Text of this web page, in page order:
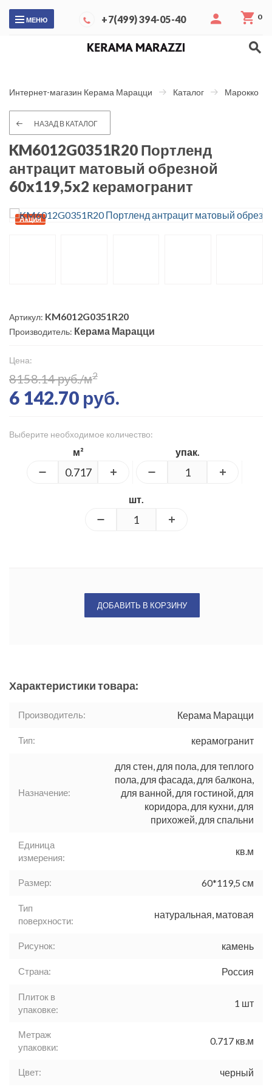
МЕНЮ +7(499) 394-05-40 0
Интернет-магазин Керама Марацци Каталог Марокко
НАЗАД В КАТАЛОГ
KM6012G0351R20 Портленд
антрацит матовый обрезной
60x119,5x2 керамогранит
Акция
Артикул: KM6012G0351R20
Производитель: Керама Марацци
Цена:
8158.14 руб./м2
6 142.70 руб.
Выберите необходимое количество:
м² упак.
шт.
ДОБАВИТЬ В КОРЗИНУ
Характеристики товара:
Производитель: Керама Марацци
Тип: керамогранит
Назначение:
для стен, для пола, для теплого
пола, для фасада, для балкона,
для ванной, для гостиной, для
коридора, для кухни, для
прихожей, для спальни
Единица
измерения:
кв.м
Размер: 60*119,5 см
Тип
поверхности:
натуральная, матовая
Рисунок: камень
Страна: Россия
Плиток в
упаковке:
1 шт
Метраж
упаковки:
0.717 кв.м
Цвет: черный